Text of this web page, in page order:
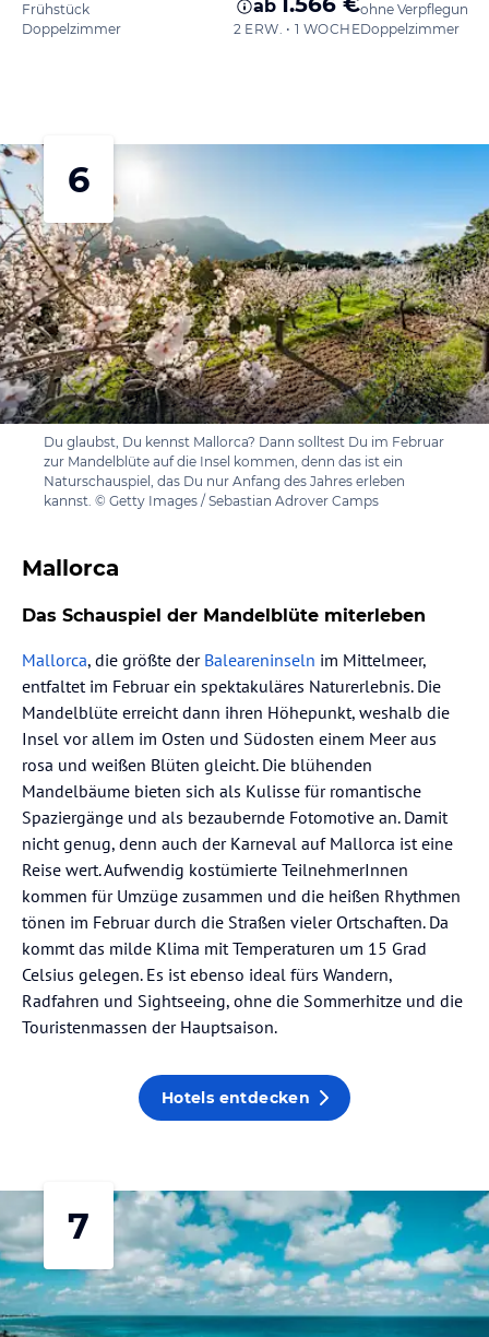
Frühstück
Doppelzimmer
ab
2 ERW. • 1 WOCHE
ohne Verpflegung
Doppelzimmer
6
Du glaubst, Du kennst Mallorca? Dann solltest Du im Februar
zur Mandelblüte auf die Insel kommen, denn das ist ein
Naturschauspiel, das Du nur Anfang des Jahres erleben
kannst. © Getty Images / Sebastian Adrover Camps
Mallorca
Das Schauspiel der Mandelblüte miterleben
Mallorca, die größte der Baleareninseln im Mittelmeer,
entfaltet im Februar ein spektakuläres Naturerlebnis. Die
Mandelblüte erreicht dann ihren Höhepunkt, weshalb die
Insel vor allem im Osten und Südosten einem Meer aus
rosa und weißen Blüten gleicht. Die blühenden
Mandelbäume bieten sich als Kulisse für romantische
Spaziergänge und als bezaubernde Fotomotive an. Damit
nicht genug, denn auch der Karneval auf Mallorca ist eine
Reise wert. Aufwendig kostümierte TeilnehmerInnen
kommen für Umzüge zusammen und die heißen Rhythmen
tönen im Februar durch die Straßen vieler Ortschaften. Da
kommt das milde Klima mit Temperaturen um 15 Grad
Celsius gelegen. Es ist ebenso ideal fürs Wandern,
Radfahren und Sightseeing, ohne die Sommerhitze und die
Touristenmassen der Hauptsaison.
Hotels entdecken
7